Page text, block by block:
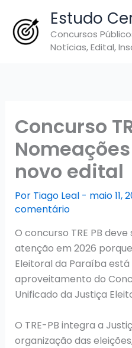
para
Estudo
Concursos
Notícias, Edital,
Concurso
novo edital
Por Tiago Leal - maio 11,
comentário
O concurso TRE PB
atenção em 2026
Eleitoral da Paraíba
aproveitamento do
Unificado da Justiça
O TRE-PB integra a
organização das